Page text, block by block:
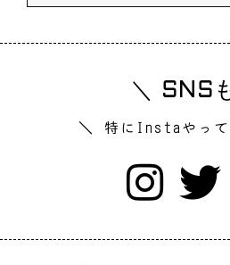
＼ SNS
＼ 特にInstaやっ